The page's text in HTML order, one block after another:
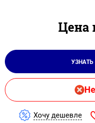
Цена
УЗНАТЬ
Хочу дешевле